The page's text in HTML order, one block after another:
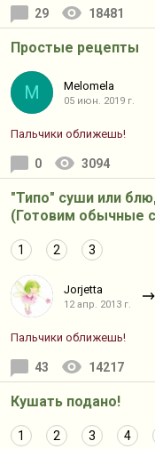
29 18481
Простые рецепты
M Melomela
05 июн. 2019 г.
Пальчики оближешь!
0 3094
"Типо" суши или
(Готовим обычные
1 2 3
Jorjetta
12 апр. 2013 г.
Пальчики оближешь!
43 14217
Кушать подано!
1 2 3 4